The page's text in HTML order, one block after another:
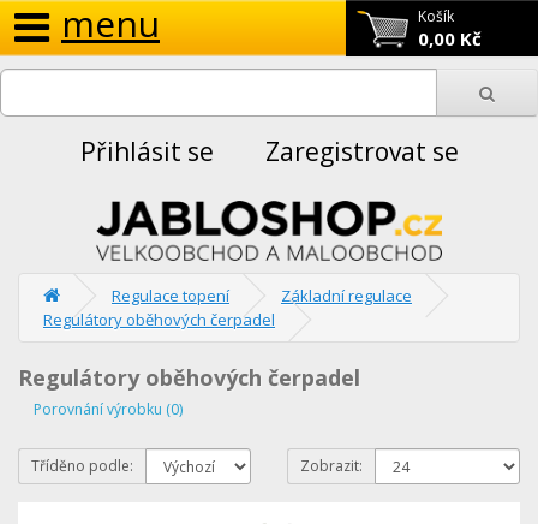
Košík
0,00 Kč
menu
Přihlásit se Zaregistrovat se
Regulace topení
Základní regulace
Regulátory oběhových čerpadel
Regulátory oběhových čerpadel
Porovnání výrobku (0)
Tříděno podle: Zobrazit: